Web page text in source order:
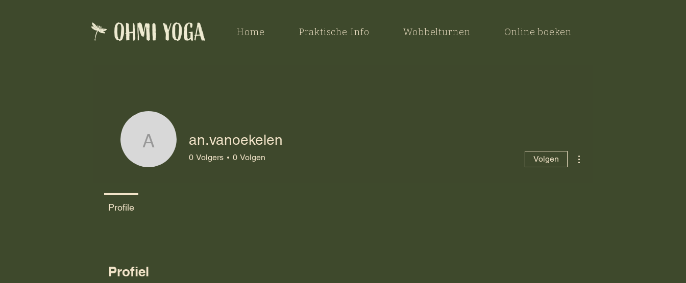
Home Praktische Info Wobbelturnen Online boeken
Profiel
an.vanoekelen
an.vanoekelen
0 Volgers 0 Volgen Volgen
Profile